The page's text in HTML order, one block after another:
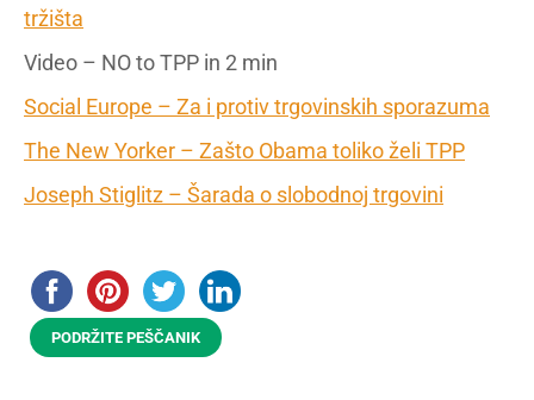
tržišta
Video – NO to TPP in 2 min
Social Europe – Za i protiv trgovinskih sporazuma
The New Yorker – Zašto Obama toliko želi TPP
Joseph Stiglitz – Šarada o slobodnoj trgovini
PODRŽITE PEŠČANIK